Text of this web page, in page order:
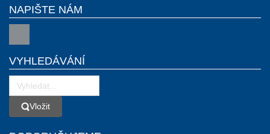
NAPIŠTE NÁM
VYHLEDÁVÁNÍ
VložitVložit